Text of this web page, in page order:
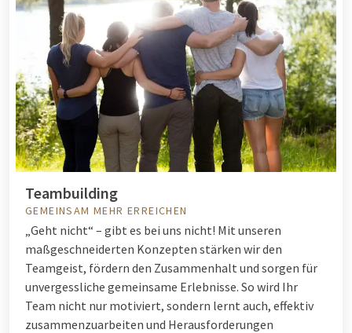
Teambuilding
GEMEINSAM MEHR ERREICHEN
„Geht nicht“ – gibt es bei uns nicht! Mit unseren
maßgeschneiderten Konzepten stärken wir den
Teamgeist, fördern den Zusammenhalt und sorgen für
unvergessliche gemeinsame Erlebnisse. So wird Ihr
Team nicht nur motiviert, sondern lernt auch, effektiv
zusammenzuarbeiten und Herausforderungen